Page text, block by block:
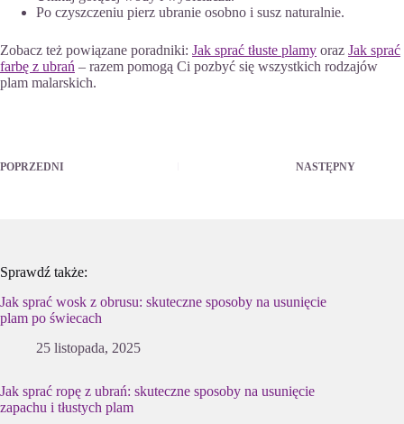
Po czyszczeniu pierz ubranie osobno i susz naturalnie.
Zobacz też powiązane poradniki: Jak sprać tłuste plamy oraz Jak sprać
farbę z ubrań – razem pomogą Ci pozbyć się wszystkich rodzajów
plam malarskich.
POPRZEDNI NASTĘPNY
Sprawdź także:
Jak sprać wosk z obrusu: skuteczne sposoby na usunięcie
plam po świecach
25 listopada, 2025
Jak sprać ropę z ubrań: skuteczne sposoby na usunięcie
zapachu i tłustych plam